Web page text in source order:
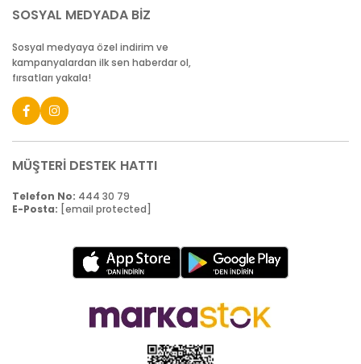
SOSYAL MEDYADA BİZ
Sosyal medyaya özel indirim ve
kampanyalardan ilk sen haberdar ol,
fırsatları yakala!
MÜŞTERİ DESTEK HATTI
Telefon No: 444 30 79
E-Posta: [email protected]